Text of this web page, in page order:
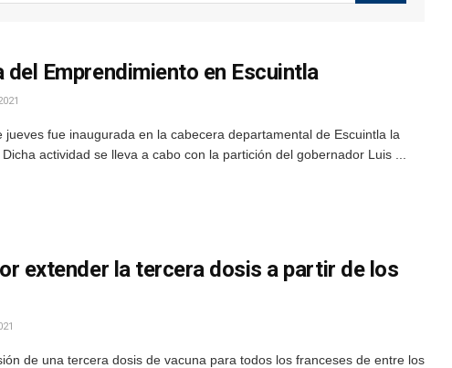
del Emprendimiento en Escuintla
jueves fue inaugurada en la cabecera departamental de Escuintla la
actividad se lleva a cabo con la partición del gobernador Luis ...
extender la tercera dosis a partir de los
de una tercera dosis de vacuna para todos los franceses de entre los